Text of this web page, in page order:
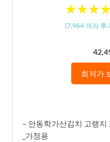
★★★
★★★
(7,964개의 후
최저가
– 안동학가산김치 고랭지
_가정용